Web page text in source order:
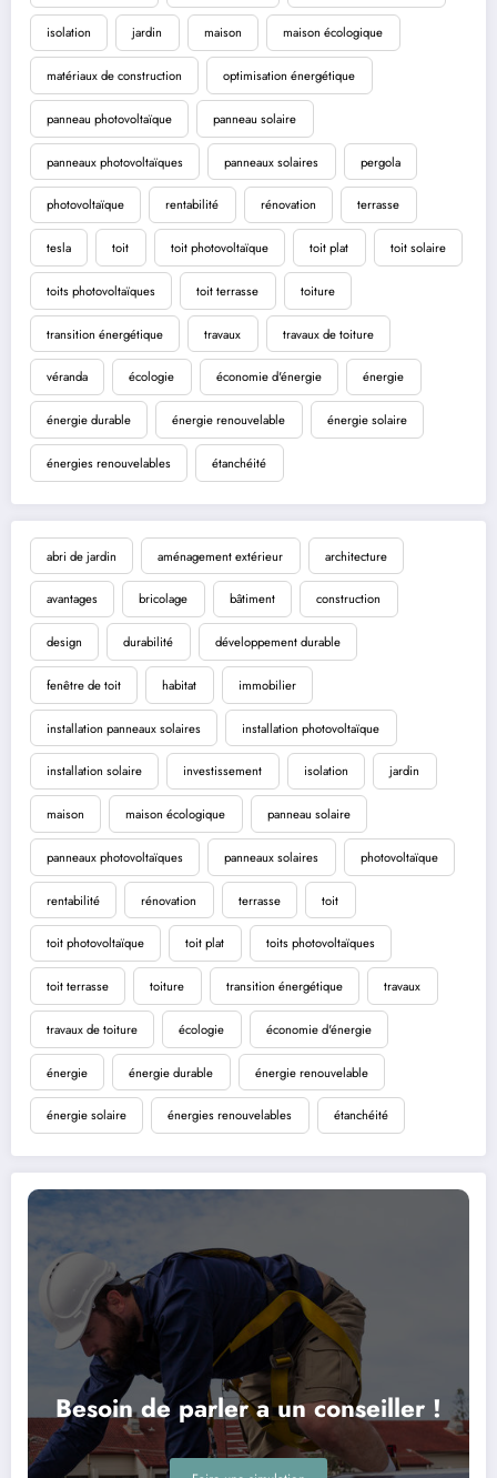
isolation jardin maison maison écologique
matériaux de construction optimisation énergétique
panneau photovoltaïque panneau solaire
panneaux photovoltaïques panneaux solaires pergola
photovoltaïque rentabilité rénovation terrasse
tesla toit toit photovoltaïque toit plat toit solaire
toits photovoltaïques toit terrasse toiture
transition énergétique travaux travaux de toiture
véranda écologie économie d'énergie énergie
énergie durable énergie renouvelable énergie solaire
énergies renouvelables étanchéité
abri de jardin aménagement extérieur architecture
avantages bricolage bâtiment construction
design durabilité développement durable
fenêtre de toit habitat immobilier
installation panneaux solaires installation photovoltaïque
installation solaire investissement isolation jardin
maison maison écologique panneau solaire
panneaux photovoltaïques panneaux solaires photovoltaïque
rentabilité rénovation terrasse toit
toit photovoltaïque toit plat toits photovoltaïques
toit terrasse toiture transition énergétique travaux
travaux de toiture écologie économie d'énergie
énergie énergie durable énergie renouvelable
énergie solaire énergies renouvelables étanchéité
Besoin de parler a un conseiller !